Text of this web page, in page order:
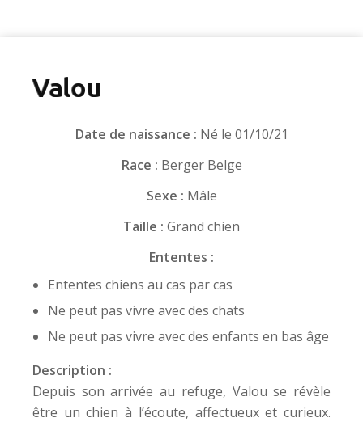
Valou
Date de naissance : Né le 01/10/21
Race : Berger Belge
Sexe : Mâle
Taille : Grand chien
Ententes :
Ententes chiens au cas par cas
Ne peut pas vivre avec des chats
Ne peut pas vivre avec des enfants en bas âge
Description :
Depuis son arrivée au refuge, Valou se révèle
être un chien à l’écoute, affectueux et curieux.